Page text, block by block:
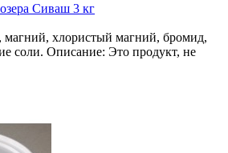
Сиваш 3 кг
магний, хлористый магний, бромид,
соли. Описание: Это продукт, не